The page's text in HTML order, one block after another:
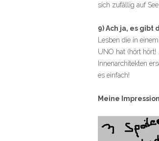
sich zufällig auf
9) Ach ja, es gibt
Lesben die in
UNO hat (hört hört!
Innenarchitekten
es einfach!
Meine